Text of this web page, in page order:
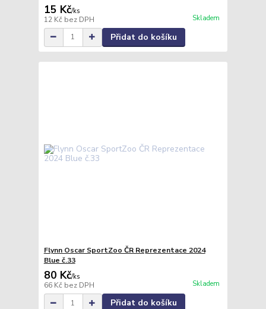
15 Kč/ks
12 Kč bez DPH Skladem
Přidat do košíku
Flynn Oscar SportZoo ČR Reprezentace 2024
Blue č.33
80 Kč/ks
66 Kč bez DPH Skladem
Přidat do košíku